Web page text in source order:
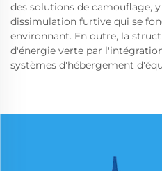
des solutions de camouflage,
dissimulation furtive qui se
environnant. En outre, la
d'énergie verte par
systèmes d'hébergement